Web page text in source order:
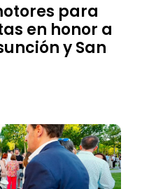
para
en honor a
y San